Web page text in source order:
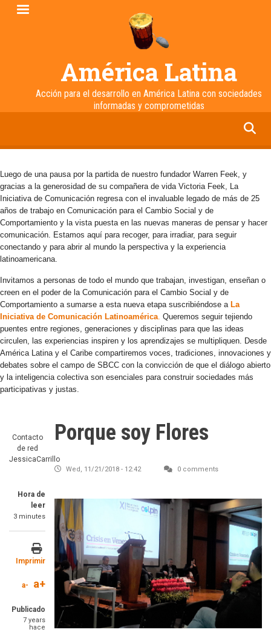
Pasar
América Latina
Acción para el desarrollo en América Latina con sociedades
informadas y comprometidas
Luego de una pausa por la partida de nuestro fundador Warren Feek, y
gracias a la generosidad de su compañera de vida Victoria Feek, La
Iniciativa de Comunicación regresa con el invaluable legado de más de 25
años de trabajo en Comunicación para el Cambio Social y de
Comportamiento y la vista puesta en las nuevas maneras de pensar y hacer
comunicación. Estamos aquí para recoger, para irradiar, para seguir
conectando y para abrir al mundo la perspectiva y la experiencia
latinoamericana.
Invitamos a personas de todo el mundo que trabajan, investigan, enseñan o
creen en el poder de la Comunicación para el Cambio Social y de
Comportamiento a sumarse a esta nueva etapa suscribiéndose a La
Iniciativa de Comunicación Latinoamérica. Queremos seguir tejiendo
puentes entre regiones, generaciones y disciplinas para que las ideas
circulen, las experiencias inspiren y los aprendizajes se multipliquen. Desde
América Latina y el Caribe compartiremos voces, tradiciones, innovaciones y
debates sobre el campo de SBCC con la convicción de que el diálogo abierto
y la inteligencia colectiva son esenciales para construir sociedades más
participativas y justas.
Contacto
de red
JessicaCarrillo
Hora de
leer
3 minutes
Imprimir
a- a+
Publicado
7 years
hace
Porque soy Flores
Wed, 11/21/2018 - 12:42 0 comments